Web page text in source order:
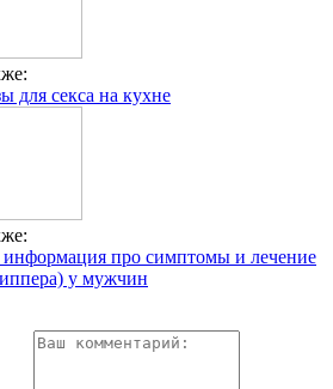
для секса на кухне
информация про симптомы и лечение
у мужчин